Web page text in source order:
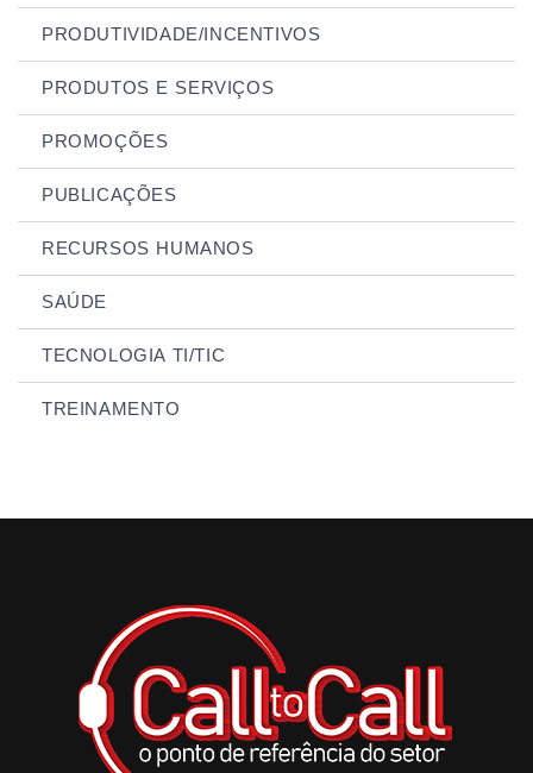
PRODUTIVIDADE/INCENTIVOS
PRODUTOS E SERVIÇOS
PROMOÇÕES
PUBLICAÇÕES
RECURSOS HUMANOS
SAÚDE
TECNOLOGIA TI/TIC
TREINAMENTO